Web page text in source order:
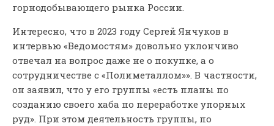
горнодобывающего рынка России.
Интересно, что в 2023 году Сергей Янчуков в
интервью «Ведомостям» довольно уклончиво
отвечал на вопрос даже не о покупке, а о
сотрудничестве с «Полиметаллом»». В частности,
он заявил, что у его группы «есть планы по
созданию своего хаба по переработке упорных
руд». При этом деятельность группы, по